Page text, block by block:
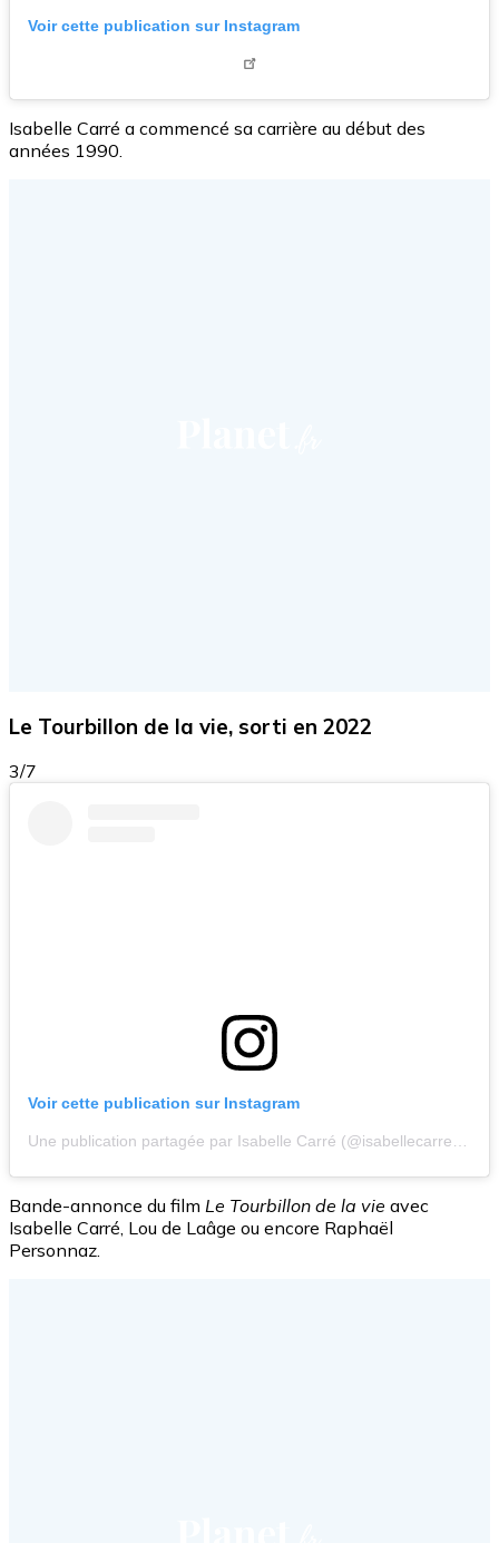
Voir cette publication sur Instagram
Isabelle Carré a commencé sa carrière au début des
années 1990.
Le Tourbillon de la vie, sorti en 2022
3/7
Voir cette publication sur Instagram
Bande-annonce du film Le Tourbillon de la vie avec
Isabelle Carré, Lou de Laâge ou encore Raphaël
Personnaz.